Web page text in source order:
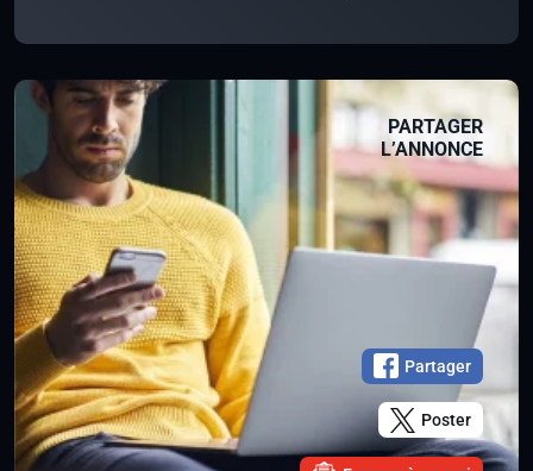
PARTAGER
L’ANNONCE
Partager
Poster